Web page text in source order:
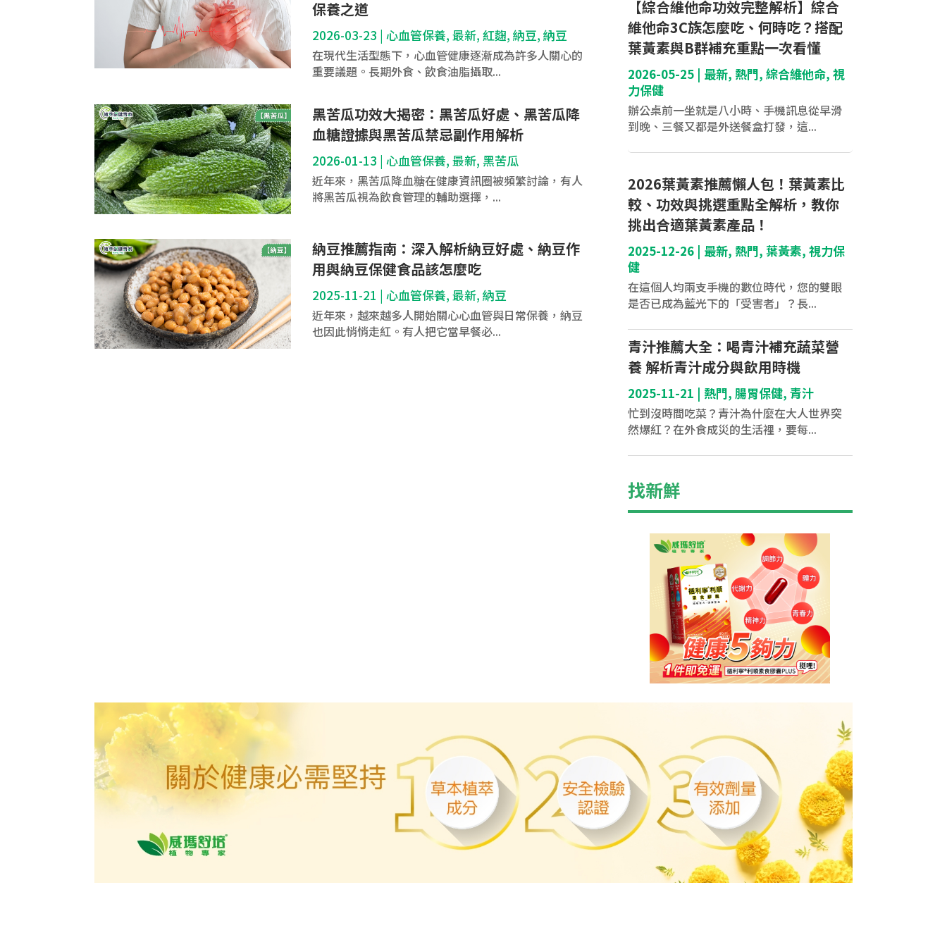
保養之道
2026-03-23 |心血管保養,最新,紅麴,納豆,納豆
在現代生活型態下，心血管健康逐漸成為許多人關心的
重要議題。長期外食、飲食油脂攝取...
黑苦瓜功效大揭密：黑苦瓜好處、黑苦瓜降
血糖證據與黑苦瓜禁忌副作用解析
2026-01-13 |心血管保養,最新, 黑苦瓜
近年來，黑苦瓜降血糖在健康資訊圈被頻繁討論，有人
將黑苦瓜視為飲食管理的輔助選擇，...
納豆推薦指南：深入解析納豆好處、納豆作
用與納豆保健食品該怎麼吃
2025-11-21 |心血管保養,最新,納豆
近年來，越來越多人開始關心心血管與日常保養，納豆
也因此悄悄走紅。有人把它當早餐必...
【綜合維他命功效完整解析】綜合
維他命3C族怎麼吃、何時吃？搭配
葉黃素與B群補充重點一次看懂
2026-05-25| 最新, 熱門, 綜合維他命, 視
力保健
辦公桌前一坐就是八小時、手機訊息從早滑
到晚、三餐又都是外送餐盒打發，這...
2026葉黃素推薦懶人包！葉黃素比
較、功效與挑選重點全解析，教你
挑出合適葉黃素產品！
2025-12-26| 最新, 熱門, 葉黃素, 視力保
健
在這個人均兩支手機的數位時代，您的雙眼
是否已成為藍光下的「受害者」？長...
青汁推薦大全：喝青汁補充蔬菜營
養 解析青汁成分與飲用時機
2025-11-21 | 熱門, 腸胃保健, 青汁
忙到沒時間吃菜？青汁為什麼在大人世界突
然爆紅？在外食成災的生活裡，要每...
找新鮮